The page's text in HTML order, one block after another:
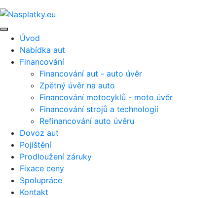
Úvod
Nabídka aut
Financování
Financování aut - auto úvěr
Zpětný úvěr na auto
Financování motocyklů - moto úvěr
Financování strojů a technologií
Refinancování auto úvěru
Dovoz aut
Pojištění
Prodloužení záruky
Fixace ceny
Spolupráce
Kontakt